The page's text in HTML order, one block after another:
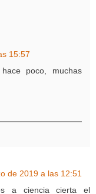
15:57
poco, muchas
de 2019 a las 12:51
a ciencia cierta el